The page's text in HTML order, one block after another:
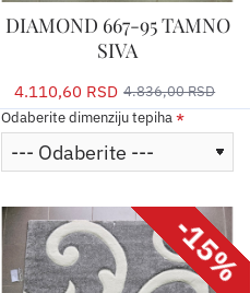
DIAMOND 667-95 TAMNO
SIVA
4.110,60 RSD 4.836,00 RSD
Odaberite dimenziju tepiha
-15%